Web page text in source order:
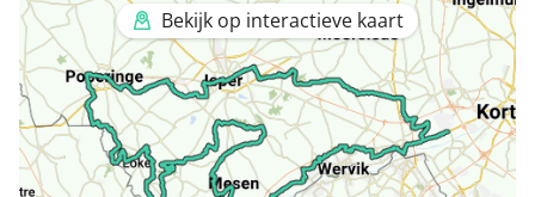
Bekijk op interactieve kaart